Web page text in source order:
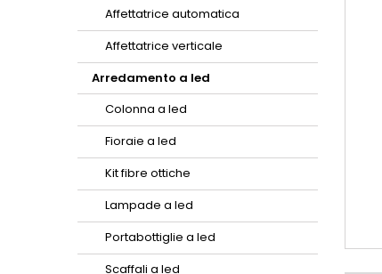
Affettatrice automatica
Affettatrice verticale
Arredamento a led
Colonna a led
Fioraie a led
Kit fibre ottiche
Lampade a led
Portabottiglie a led
Scaffali a led